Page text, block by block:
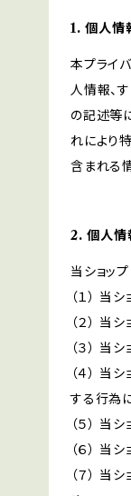
1. 個人情
本プライ
人情報、
の記述等
れにより
含まれる
2. 個人情
当ショッ
（１） 当
（２） 当
（３） 当
（４） 当
する行為
（５） 当
（６） 当
（７） 当